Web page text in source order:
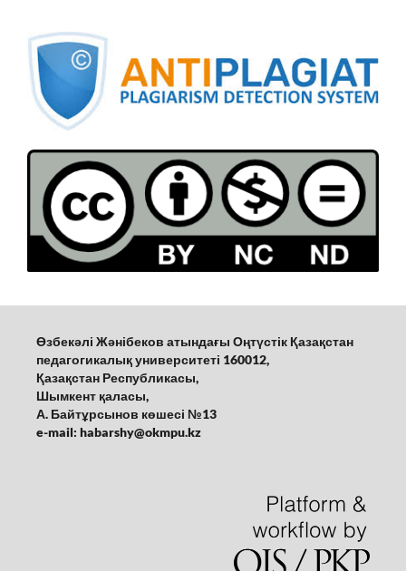
Өзбекәлі Жәнібеков атындағы Оңтүстік Қазақстан
педагогикалық университеті 160012,
Қазақстан Республикасы,
Шымкент қаласы,
А. Байтұрсынов көшесі №13
e-mail: habarshy@okmpu.kz